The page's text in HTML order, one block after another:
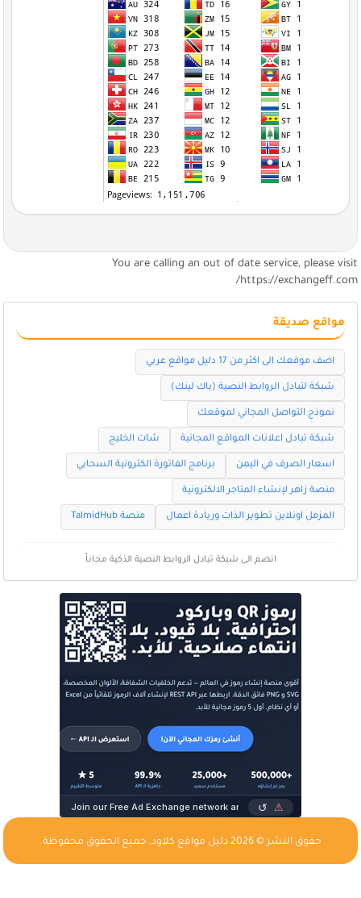
You are calling an out of date service, please visit
https://exchangeff.com/
مواقع صديقة
اضف موقعك الى اكثر من 17 دليل مواقع عربي
شبكة لتبادل الروابط النصية (باك لينك)
نموذج التواصل المجاني لموقعك
شبكة تبادل اعلانات المواقع المجانية شات الخليج
اسعار الصرف في اليمن برنامج الفاتورة الكترونية السحابي
منصة زاهر لإنشاء المتاجر الالكترونية
المزمل اونلاين تطوير الذات وريادة اعمال منصة TalmidHub
انضم الى شبكة تبادل الروابط النصية الذكية مجاناً
حقوق النشر © 2026 دليل مواقع كلاود, جميع الحقوق محفوظة.